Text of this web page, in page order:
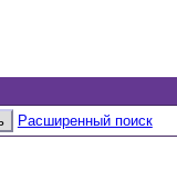
Расширенный поиск